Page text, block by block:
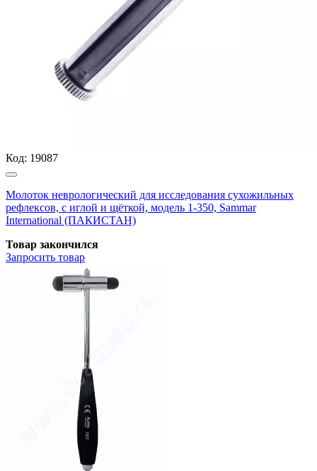
Код: 19087
Молоток неврологический для исследования сухожильных
рефлексов, с иглой и щёткой, модель 1-350, Sammar
International (ПАКИСТАН)
Товар закончился
Запросить товар